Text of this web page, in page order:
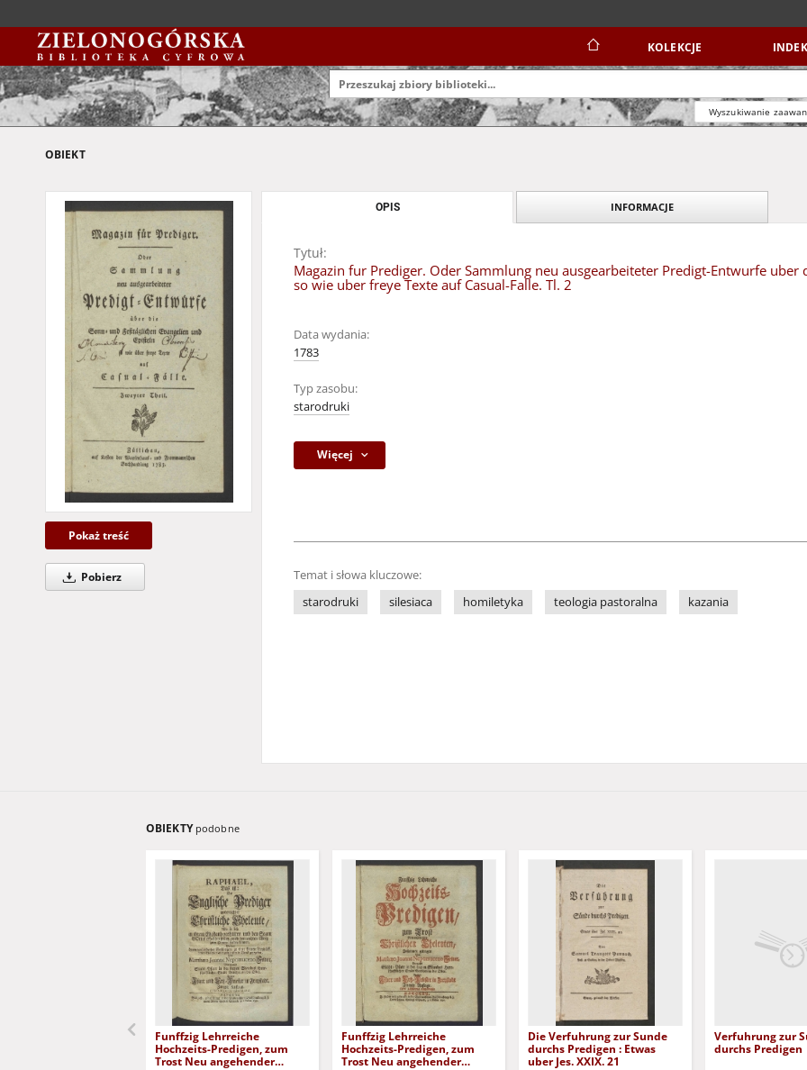
KOLEKCJE
Wyszukiwanie
OBIEKT
Pokaż treść
Pobierz
OPIS INFORMACJE
Tytuł:
Magazin fur Prediger. Oder Sammlung neu ausgearbeiteter Predigt-Entwurfe uber
so wie uber freye Texte auf Casual-Falle. Tl. 2
Data wydania:
1783
Typ zasobu:
starodruki
Więcej
Temat i słowa kluczowe:
starodruki
silesiaca homiletyka teologia pastoralna kazania
OBIEKTY podobne
Funffzig Lehrreiche
Hochzeits-Predigen, zum
Trost Neu angehender
Funffzig Lehrreiche
Hochzeits-Predigen, zum
Trost Neu angehender
Die Verfuhrung zur Sunde
durchs Predigen : Etwas
uber Jes. XXIX. 21
Verfuhrung zur
durchs Predigen